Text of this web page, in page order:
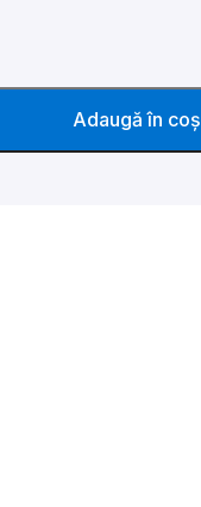
Adaugă în coș